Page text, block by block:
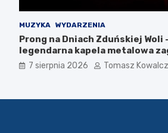
MUZYKA WYDARZENIA
Prong na Dniach Zduńskiej Woli
legendarna kapela metalowa
żywo!
7 sierpnia 2026 Tomasz